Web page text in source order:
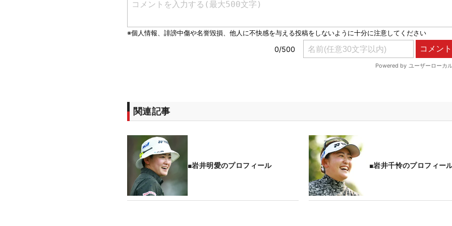
関連記事
■岩井明愛のプロフィール ■岩井千怜のプロフィー